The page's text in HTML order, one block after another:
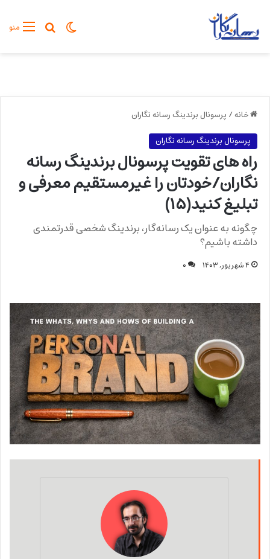
منوجستجو
تغییر پوسته
خانه/ پرسونال برندینگ رسانه نگاران
پرسونال برندینگ رسانه نگاران
راه های تقویت پرسونال برندینگ رسانه
نگاران/خودتان را غیرمستقیم معرفی و
تبلیغ کنید(۱۵)
چگونه به عنوان یک رسانه‌گار، برندینگ شخصی قدرتمندی
داشته باشیم؟
۴ شهریور, ۱۴۰۳ ۰